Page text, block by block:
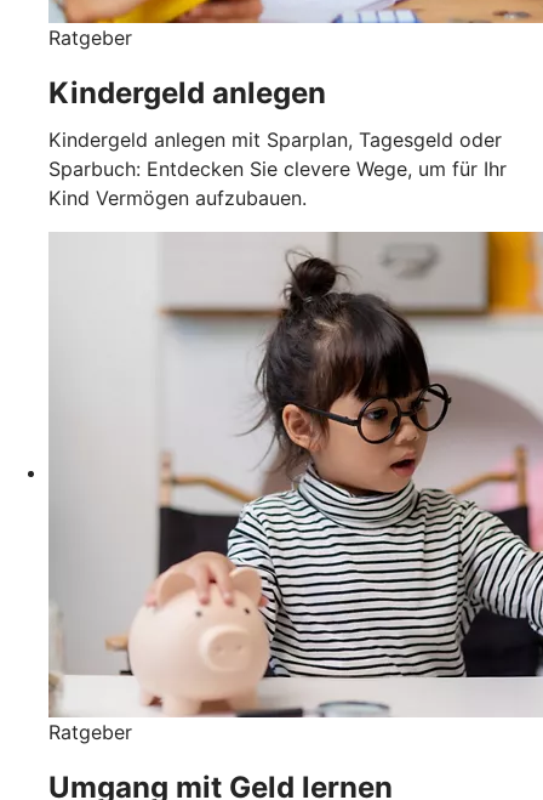
Ratgeber
Kindergeld anlegen
Kindergeld anlegen mit Sparplan, Tagesgeld oder
Sparbuch: Entdecken Sie clevere Wege, um für Ihr
Kind Vermögen aufzubauen.
Ratgeber
Umgang mit Geld lernen